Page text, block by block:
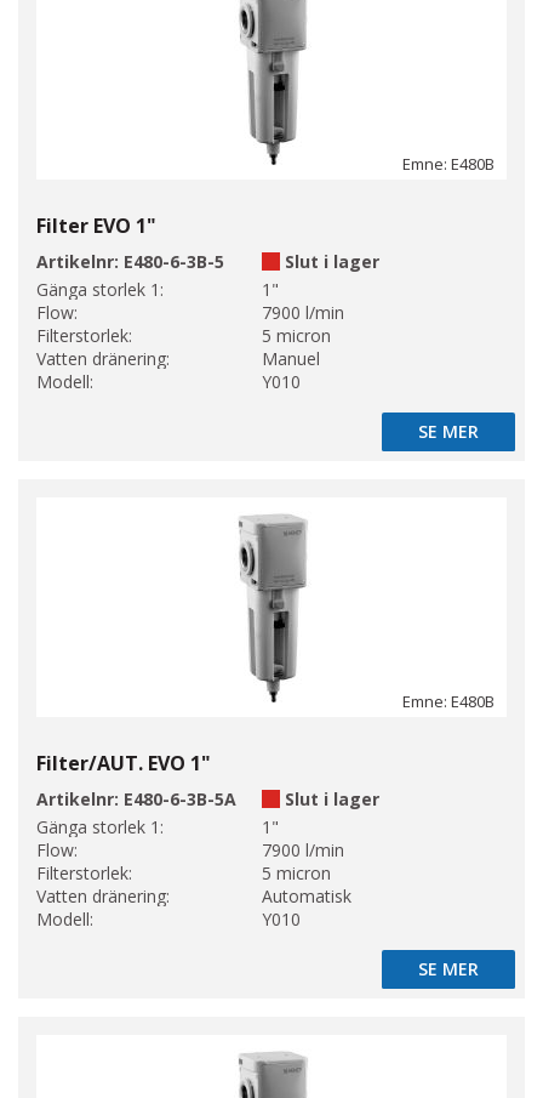
Emne: E480B
Filter EVO 1"
Artikelnr: E480-6-3B-5
Slut i lager
Gänga storlek 1:
1"
Flow:
7900 l/min
Filterstorlek:
5 micron
Vatten dränering:
Manuel
Modell:
Y010
SE MER
SE MER
Emne: E480B
Filter/AUT. EVO 1"
Artikelnr: E480-6-3B-5A
Slut i lager
Gänga storlek 1:
1"
Flow:
7900 l/min
Filterstorlek:
5 micron
Vatten dränering:
Automatisk
Modell:
Y010
SE MER
SE MER